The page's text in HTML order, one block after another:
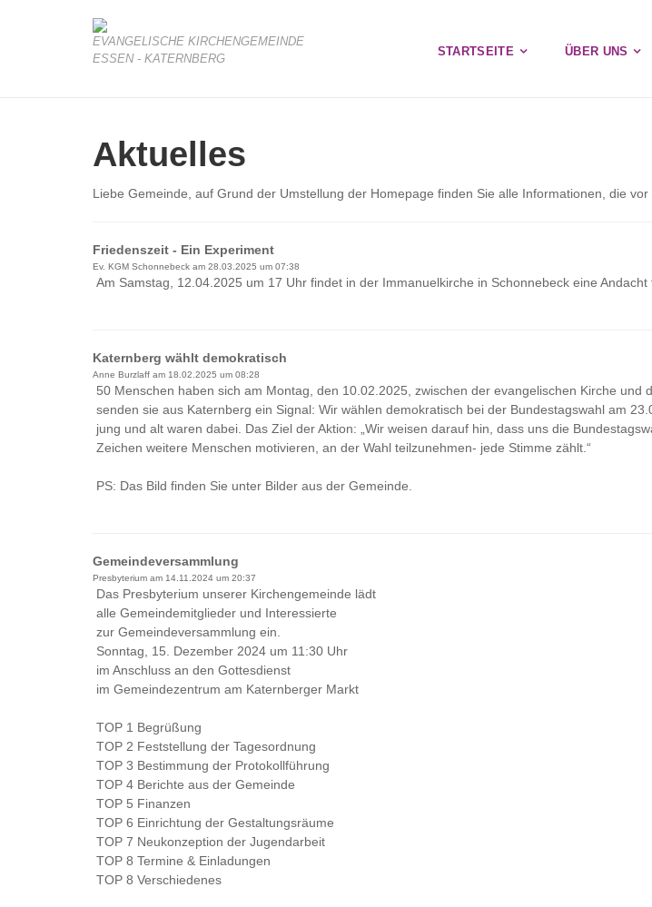
EVANGELISCHE KIRCHENGEMEINDE
ESSEN - KATERNBERG
STARTSEITE ÜBER UNS
Aktuelles
Liebe Gemeinde, auf Grund der Umstellung der Homepage finden Sie alle Informationen, die
Friedenszeit - Ein Experiment
Ev. KGM Schonnebeck am 28.03.2025 um 07:38
Am Samstag, 12.04.2025 um 17 Uhr findet in der Immanuelkirche in Schonnebeck eine
Katernberg wählt demokratisch
Anne Burzlaff am 18.02.2025 um 08:28
50 Menschen haben sich am Montag, den 10.02.2025, zwischen der evangelischen Kirche
senden sie aus Katernberg ein Signal: Wir wählen demokratisch bei der Bundestagswahl am
jung und alt waren dabei. Das Ziel der Aktion: „Wir weisen darauf hin, dass uns die
Zeichen weitere Menschen motivieren, an der Wahl teilzunehmen- jede Stimme zählt.“
PS: Das Bild finden Sie unter Bilder aus der Gemeinde.
Gemeindeversammlung
Presbyterium am 14.11.2024 um 20:37
Das Presbyterium unserer Kirchengemeinde lädt
alle Gemeindemitglieder und Interessierte
zur Gemeindeversammlung ein.
Sonntag, 15. Dezember 2024 um 11:30 Uhr
im Anschluss an den Gottesdienst
im Gemeindezentrum am Katernberger Markt
TOP 1 Begrüßung
TOP 2 Feststellung der Tagesordnung
TOP 3 Bestimmung der Protokollführung
TOP 4 Berichte aus der Gemeinde
TOP 5 Finanzen
TOP 6 Einrichtung der Gestaltungsräume
TOP 7 Neukonzeption der Jugendarbeit
TOP 8 Termine & Einladungen
TOP 8 Verschiedenes